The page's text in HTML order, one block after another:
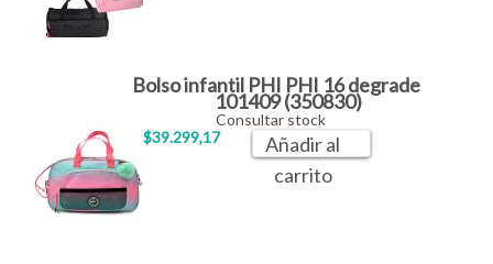
Bolso infantil PHI PHI 16 degrade
101409 (350830)
$39.299,17
Consultar stock
Añadir al
carrito